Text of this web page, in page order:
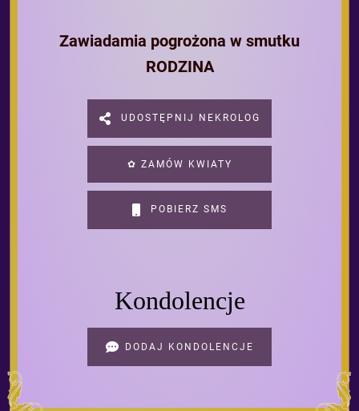
Zawiadamia pogrożona w smutku
RODZINA
UDOSTĘPNIJ NEKROLOG
✿ ZAMÓW KWIATY
POBIERZ SMS
Kondolencje
DODAJ KONDOLENCJE